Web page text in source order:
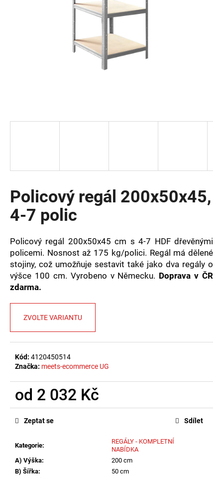
Policový regál 200x50x45,
4-7 polic
Policový regál 200x50x45 cm s 4-7 HDF dřevěnými
policemi. Nosnost až 175 kg/polici. Regál má dělené
stojiny, což umožňuje sestavit také jako dva regály o
výšce 100 cm. Vyrobeno v Německu. Doprava v ČR
zdarma.
ZVOLTE VARIANTU
Kód: 4120450514
Značka: meets-ecommerce UG
od 2 032 Kč
Měrná
Kategorie:
REGÁLY - KOMPLETNÍ
NABÍDKA
A) Výška:
200 cm
B) Šířka:
50 cm
Zeptat se Sdílet
o
o
r
u
u
j
e
m
e